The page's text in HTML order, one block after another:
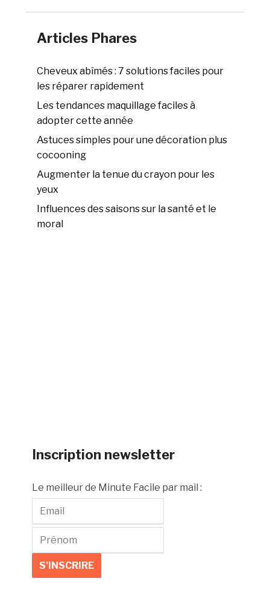
Articles Phares
Cheveux abîmés : 7 solutions faciles pour
les réparer rapidement
Les tendances maquillage faciles à
adopter cette année
Astuces simples pour une décoration plus
cocooning
Augmenter la tenue du crayon pour les
yeux
Influences des saisons sur la santé et le
moral
Inscription newsletter
Le meilleur de Minute Facile par mail :